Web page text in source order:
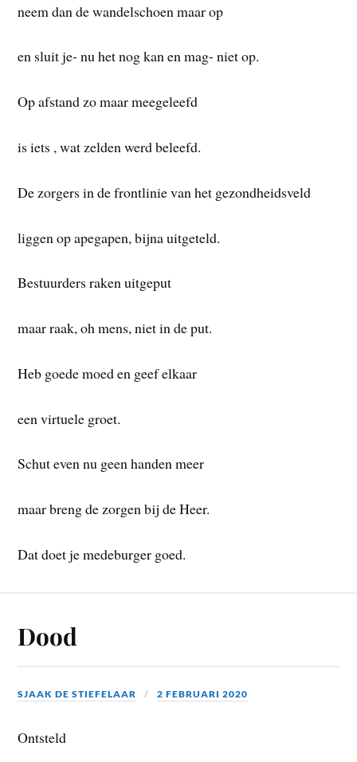
neem dan de wandelschoen maar op
en sluit je- nu het nog kan en mag- niet op.
Op afstand zo maar meegeleefd
is iets , wat zelden werd beleefd.
De zorgers in de frontlinie van het gezondheidsveld
liggen op apegapen, bijna uitgeteld.
Bestuurders raken uitgeput
maar raak, oh mens, niet in de put.
Heb goede moed en geef elkaar
een virtuele groet.
Schut even nu geen handen meer
maar breng de zorgen bij de Heer.
Dat doet je medeburger goed.
Dood
SJAAK DE STIEFELAAR 2 FEBRUARI 2020
Ontsteld